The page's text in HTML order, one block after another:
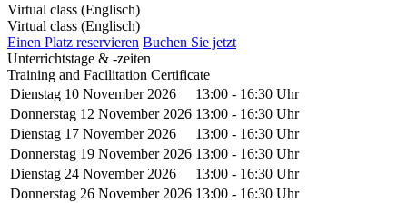
Virtual class (Englisch)
Virtual class (Englisch)
Einen Platz reservieren Buchen Sie jetzt
Unterrichtstage & -zeiten
Training and Facilitation Certificate
Dienstag 10 November 2026
13:00 - 16:30 Uhr
Donnerstag 12 November 2026 13:00 - 16:30 Uhr
Dienstag 17 November 2026
13:00 - 16:30 Uhr
Donnerstag 19 November 2026 13:00 - 16:30 Uhr
Dienstag 24 November 2026
13:00 - 16:30 Uhr
Donnerstag 26 November 2026 13:00 - 16:30 Uhr